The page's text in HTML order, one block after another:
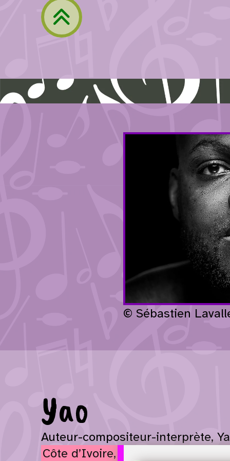
Retour à la navigation
© Sébastien
Yao
Auteur-compositeur-interprète,
Côte d’Ivoire,